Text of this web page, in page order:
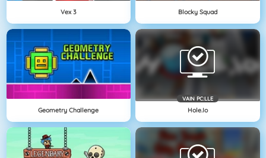
Vex 3 Blocky Squad
Geometry Challenge
VAIN PC:LLE
Hole.io